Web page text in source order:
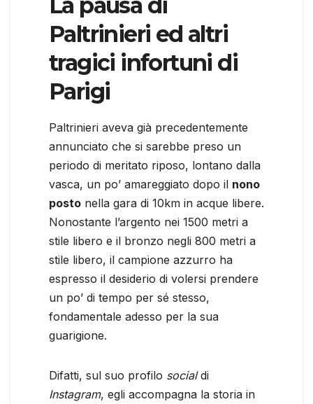
Paltrinieri ed altri
tragici infortuni di
Parigi
Paltrinieri aveva già precedentemente
annunciato che si sarebbe preso un
periodo di meritato riposo, lontano dalla
vasca, un po’ amareggiato dopo il nono
posto nella gara di 10km in acque libere.
Nonostante l’argento nei 1500 metri a
stile libero e il bronzo negli 800 metri a
stile libero, il campione azzurro ha
espresso il desiderio di volersi prendere
un po’ di tempo per sé stesso,
fondamentale adesso per la sua
guarigione.
Difatti, sul suo profilo socialdi
Instagram, egli accompagna la storia in